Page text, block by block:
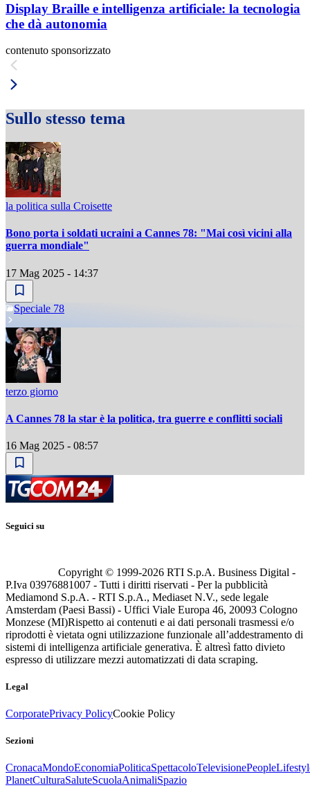
Display Braille e intelligenza artificiale: la tecnologia
che dà autonomia
contenuto sponsorizzato
Sullo stesso tema
la politica sulla Croisette
Bono porta i soldati ucraini a Cannes 78: "Mai così vicini alla
guerra mondiale"
17 Mag 2025 - 14:37
Speciale 78
terzo giorno
A Cannes 78 la star è la politica, tra guerre e conflitti sociali
16 Mag 2025 - 08:57
Seguici su
Copyright © 1999-2026 RTI S.p.A. Business Digital -
P.Iva 03976881007 - Tutti i diritti riservati - Per la pubblicità
Mediamond S.p.A. - RTI S.p.A., Mediaset N.V., sede legale
Amsterdam (Paesi Bassi) - Uffici Viale Europa 46, 20093 Cologno
Monzese (MI)Rispetto ai contenuti e ai dati personali trasmessi e/o
riprodotti è vietata ogni utilizzazione funzionale all’addestramento di
sistemi di intelligenza artificiale generativa. È altresì fatto divieto
espresso di utilizzare mezzi automatizzati di data scraping.
Legal
CorporatePrivacy PolicyCookie Policy
Sezioni
CronacaMondoEconomiaPoliticaSpettacoloTelevisionePeople
PlanetCulturaSaluteScuolaAnimaliSpazio